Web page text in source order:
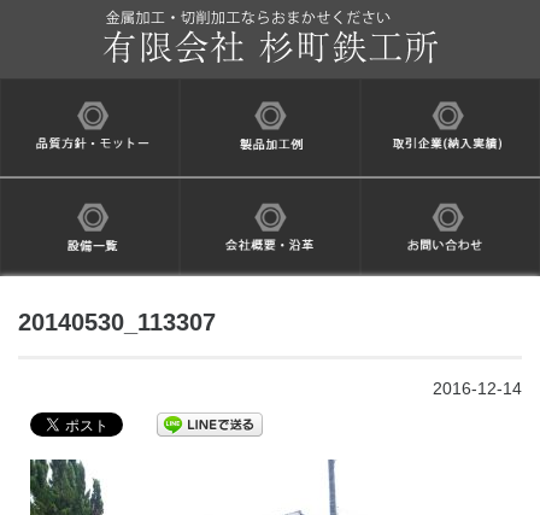
20140530_113307
2016-12-14